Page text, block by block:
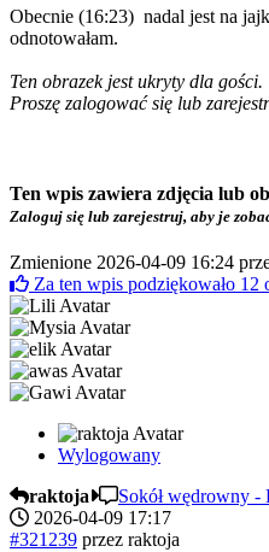
Obecnie (16:23) nadal jest na
odnotowałam.
Ten obrazek jest ukryty dla gości.
Proszę zalogować się lub
Ten wpis zawiera zdjęcia lub
Zaloguj się lub zarejestruj, aby je
Zmienione 2026-04-09 16:24
Za ten wpis podziękowało 12
Wylogowany
raktoja
Sokół wędrowny
2026-04-09 17:17
#321239 przez raktoja